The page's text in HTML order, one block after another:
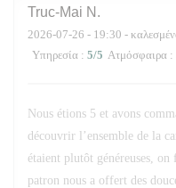
Truc-Mai N
2026-07-26 - 19:30 -
Υπηρεσία : 5/5 Ατμόσφαιρα :
Nous étions 5 et avons
découvrir l’ensemble de la
étaient plutôt généreuses,
patron nous a offert des